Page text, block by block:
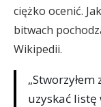
ciężko ocenić.
bitwach
Wikipedii.
uzyskać listę